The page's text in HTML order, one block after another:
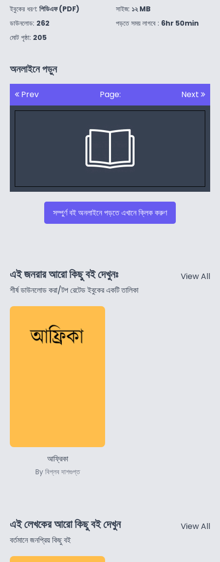
ইবুকের ধরণ: পিডিএফ (PDF)
ডাউনলোড: 262
মোট পৃষ্ঠা: 205
সাইজ: ১২ MB
পড়তে সময় লাগবে : 6hr 50min
অনলাইনে পড়ুন
Prev Page: Next
সম্পুর্ণ বই অনলাইনে পড়তে এখানে ক্লিক করুণ
এই জনরার আরো কিছু বই দেখুনঃ
শীর্ষ ডাউনলোড করা/টপ রেটেড ইবুকের একটি তালিকা
View All
আফ্রিকা
By বিপ্লব দাশগুপ্ত
এই লেখকের আরো কিছু বই দেখুন
বর্তমানে জনপ্রিয় কিছু বই
View All